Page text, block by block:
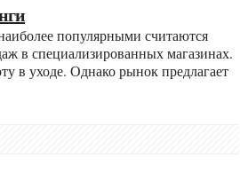
в специализированных магазинах.
в уходе. Однако рынок предлагает